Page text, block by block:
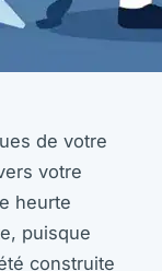
de votre
votre
heurte
puisque
construite